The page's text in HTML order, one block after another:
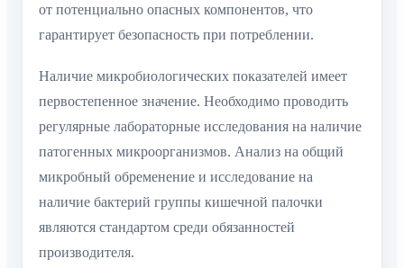
от потенциально опасных компонентов, что
гарантирует безопасность при потреблении.
Наличие микробиологических показателей имеет
первостепенное значение. Необходимо проводить
регулярные лабораторные исследования на наличие
патогенных микроорганизмов. Анализ на общий
микробный обременение и исследование на
наличие бактерий группы кишечной палочки
являются стандартом среди обязанностей
производителя.